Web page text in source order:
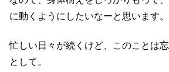
に動くようにしたいなーと思います。
忙しい日々が続くけど、このことは
として。